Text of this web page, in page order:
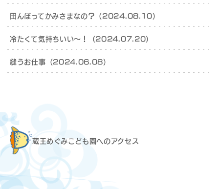
田んぼってかみさまなの？（2024.08.10）
冷たくて気持ちいい～！（2024.07.20）
縫うお仕事（2024.06.08）
蔵王めぐみこども園へのアクセス